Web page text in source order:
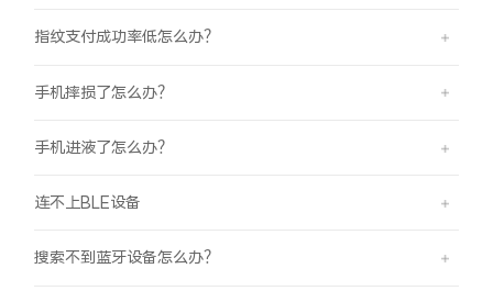
指纹支付成功率低怎么办？
手机摔损了怎么办？
手机进液了怎么办？
连不上BLE设备
搜索不到蓝牙设备怎么办？